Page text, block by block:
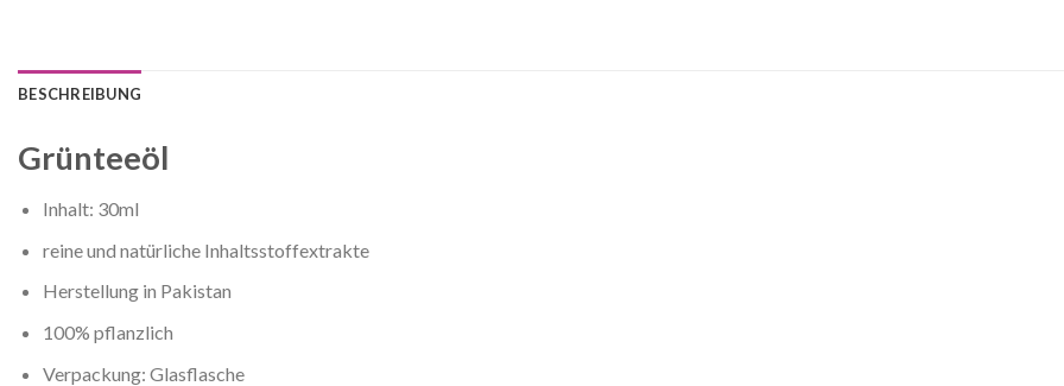
BESCHREIBUNG
Grünteeöl
Inhalt: 30ml
reine und natürliche Inhaltsstoffextrakte
Herstellung in Pakistan
100% pflanzlich
Verpackung: Glasflasche